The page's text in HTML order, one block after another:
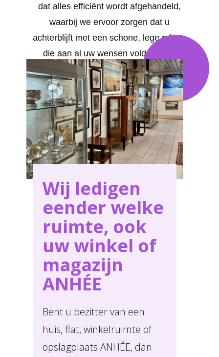
dat alles efficiënt wordt afgehandeld,
waarbij we ervoor zorgen dat u
achterblijft met een schone, lege ruimte
die aan al uw wensen voldoet. Uw
tevredenheid staat bij ons voorop. We
bieden op maat gemaakte oplossingen
voor al uw behoeften in ANHÉE .
Wij ledigen
eender welke
ruimte, ook
uw winkel of
magazijn
ANHÉE
Bent u bezitter van een
huis, flat, winkelruimte of
opslagplaats ANHÉE, dan